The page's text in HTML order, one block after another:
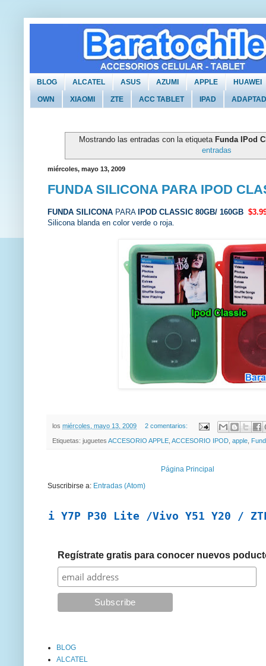
BLOG ALCATEL ASUS AZUMI APPLE HUAWEI
OWN XIAOMI ZTE ACC TABLET IPAD
Mostrando las entradas con la etiqueta Funda IPod
entradas
miércoles, mayo 13, 2009
FUNDA SILICONA PARA IPOD
FUNDA SILICONA PARA IPOD CLASSIC 80GB/ 160GB
Silicona blanda en color verde o roja.
los miércoles, mayo 13, 2009 2 comentarios:
Etiquetas: juguetes ACCESORIO APPLE ACCESORIO IPOD apple
Página Principal
Suscribirse a: Entradas (Atom)
Y7P P30 Lite /Vivo Y51 Y20 / ZTE A7
Regístrate gratis para conocer nuevos
BLOG
ALCATEL